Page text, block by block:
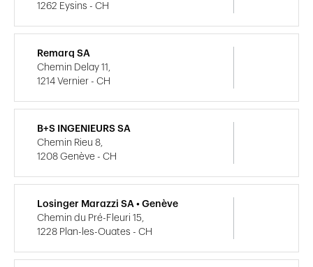
1262 Eysins - CH
Remarq SA
Chemin Delay 11,
1214 Vernier - CH
B+S INGENIEURS SA
Chemin Rieu 8,
1208 Genève - CH
Losinger Marazzi SA • Genève
Chemin du Pré-Fleuri 15,
1228 Plan-les-Ouates - CH